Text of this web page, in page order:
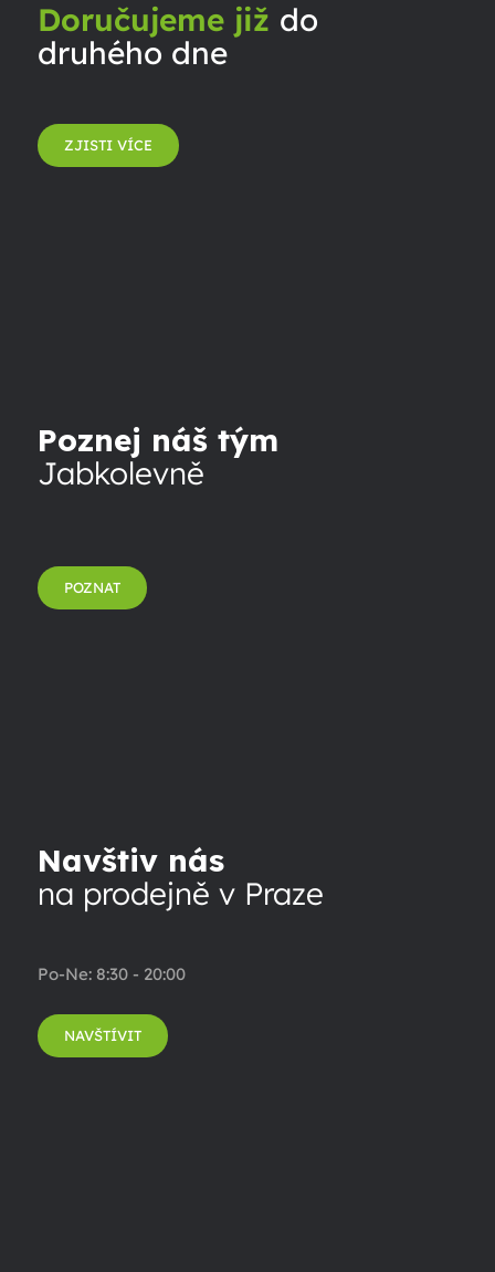
Doručujeme již do
druhého dne
ZJISTI VÍCE
Poznej náš tým
Jabkolevně
POZNAT
Navštiv nás
na prodejně v Praze
Po-Ne: 8:30 - 20:00
NAVŠTÍVIT